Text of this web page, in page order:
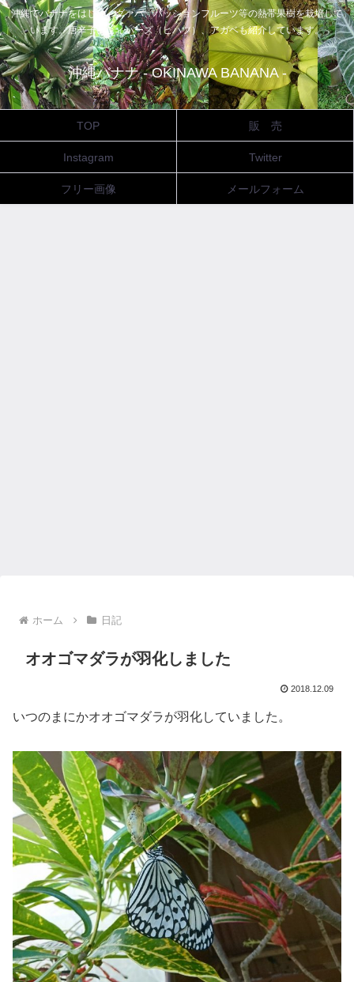
沖縄でバナナをはじめ、グァバ、パッションフルーツ等の熱帯果樹を栽培して
います。唐辛子、ピィパーズ（ヒハツ）、アガベも紹介しています。
沖縄バナナ - OKINAWA BANANA -
TOP 販 売
Instagram Twitter
フリー画像 メールフォーム
ホーム 日記
オオゴマダラが羽化しました
2018.12.09
いつのまにかオオゴマダラが羽化していました。